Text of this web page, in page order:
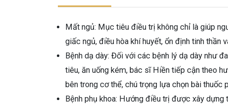
Mất ngủ: Mục tiêu điều trị không chỉ là giúp
giấc ngủ, điều hòa khí huyết, ổn định tinh thần
Bệnh dạ dày: Đối với các bệnh lý dạ dày như
tiêu, ăn uống kém, bác sĩ Hiền tiếp cận theo
bên trong cơ thể, chú trọng lựa chọn bài thuốc
Bệnh phụ khoa: Hướng điều trị được xây dựng